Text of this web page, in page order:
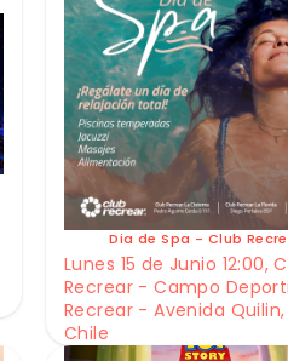
Dia de Spa - Club
Lunes 15 de Junio 12:00,
Recrear - Campo
Recrear - Avenida
Chile